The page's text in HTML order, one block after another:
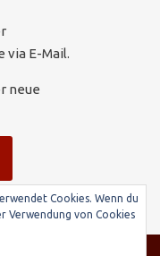
via E-Mail.
neue
Cookies. Wenn du
Verwendung von Cookies